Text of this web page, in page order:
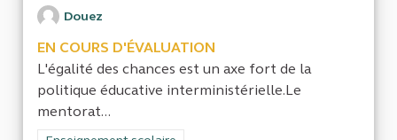
Douez
EN COURS D'ÉVALUATION
L'égalité des chances est un axe fort de la
politique éducative interministérielle.Le
mentorat...